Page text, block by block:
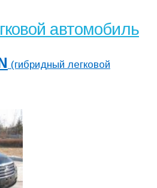
автомобиль
(гибридный легковой